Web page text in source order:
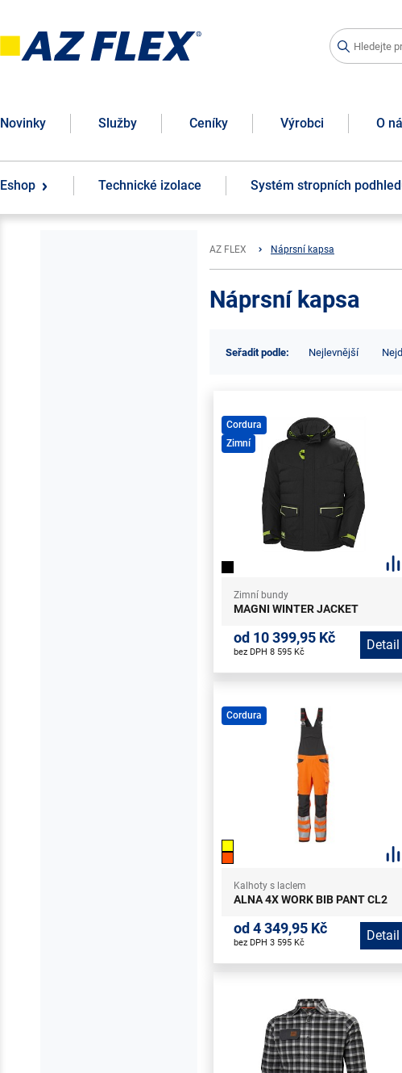
Novinky Služby Ceníky Výrobci O
Eshop Technické izolace Systém stropních
AZ FLEX Náprsní kapsa
Náprsní kapsa
Seřadit podle: Nejlevnější
Cordura
Zimní
Zimní bundy
MAGNI WINTER JACKET
od 10 399,95 Kč
bez DPH 8 595 Kč Detail
Cordura
Kalhoty s laclem
ALNA 4X WORK BIB PANT CL2
od 4 349,95 Kč
bez DPH 3 595 Kč Detail